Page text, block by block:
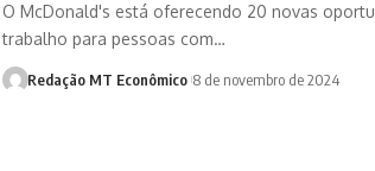
O McDonald's está oferecendo 20 novas
trabalho para pessoas com…
Redação MT Econômico 8 de novembro de 2024